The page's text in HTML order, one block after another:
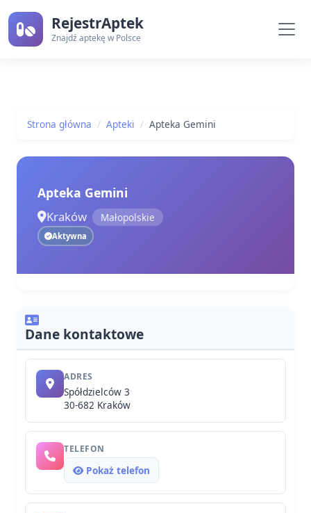
RejestrAptek
Znajdź aptekę w Polsce
Strona główna Apteki Apteka Gemini
Apteka Gemini
Kraków Małopolskie
Aktywna
Dane kontaktowe
ADRES
Spółdzielców 3
30-682 Kraków
TELEFON
Pokaż telefon